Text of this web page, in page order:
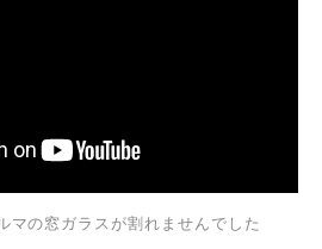
マの窓ガラスが割れませんでした